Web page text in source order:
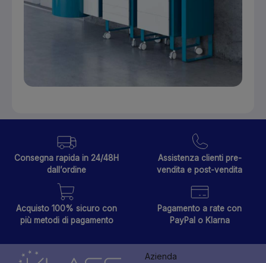
Consegna rapida in 24/48H
dall’ordine
Assistenza clienti pre-
vendita e post-vendita
Acquisto 100% sicuro con
più metodi di pagamento
Pagamento a rate con
PayPal o Klarna
Azienda